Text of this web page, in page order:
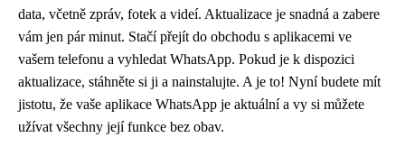
data, včetně zpráv, fotek a videí. Aktualizace je snadná a zabere
vám jen pár minut. Stačí přejít do obchodu s aplikacemi ve
vašem telefonu a vyhledat WhatsApp. Pokud je k dispozici
aktualizace, stáhněte si ji a nainstalujte. A je to! Nyní budete mít
jistotu, že vaše aplikace WhatsApp je aktuální a vy si můžete
užívat všechny její funkce bez obav.